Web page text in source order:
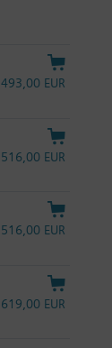
493,00 EUR
516,00 EUR
516,00 EUR
619,00 EUR